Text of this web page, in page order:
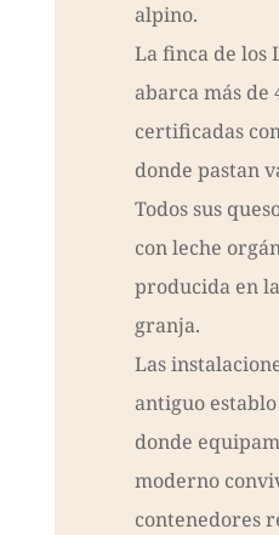
alpino.
La finca de los
abarca más de
certificadas
donde pastan
Todos sus
con leche
producida en
granja.
Las
antiguo
donde
moderno
contenedores